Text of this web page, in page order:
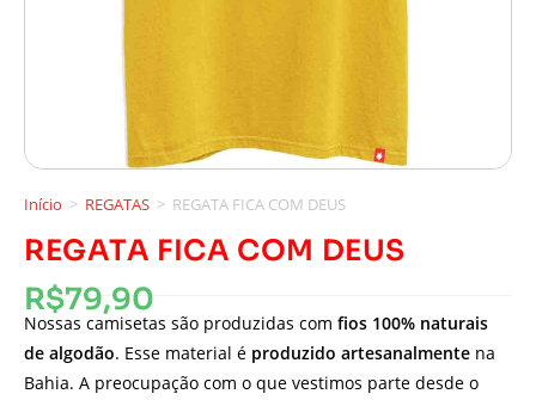
Início > REGATAS > REGATA FICA COM DEUS
REGATA FICA COM DEUS
R$79,90
Nossas camisetas são produzidas com fios 100% naturais
de algodão. Esse material é produzido artesanalmente na
Bahia. A preocupação com o que vestimos parte desde o